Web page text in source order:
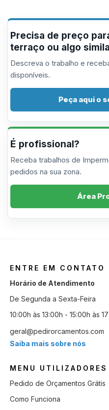
Precisa de preço
terraço ou algo
Descreva o trabalho e
disponíveis.
Peça aqui o
É profissional?
Receba trabalhos de
pedidos na sua zona.
Área
ENTRE EM CONTATO
Horário de Atendimento
De Segunda a Sexta-Feira
10:00h às 13:00h - 15:00h às
geral@pedirorcamentos.com
Saiba mais sobre nós
MENU UTILIZADORES
Pedido de Orçamentos Grátis
Como Funciona